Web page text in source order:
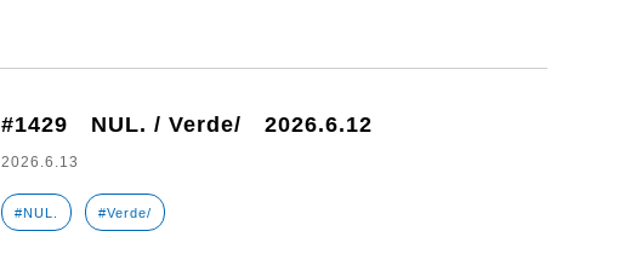
#1429 NUL. / Verde/ 2026.6.12
2026.6.13
#NUL. #Verde/